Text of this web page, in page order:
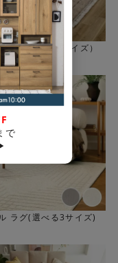
グ（選べる3サイズ）
ラグ(選べる3サイズ)
で